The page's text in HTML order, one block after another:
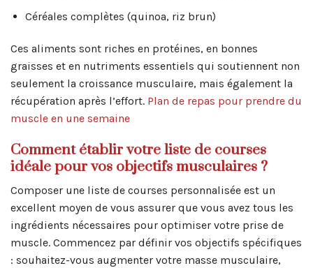
Céréales complètes (quinoa, riz brun)
Ces aliments sont riches en protéines, en bonnes
graisses et en nutriments essentiels qui soutiennent non
seulement la croissance musculaire, mais également la
récupération après l’effort. Plan de repas pour prendre du
muscle en une semaine
Comment établir votre liste de courses
idéale pour vos objectifs musculaires ?
Composer une liste de courses personnalisée est un
excellent moyen de vous assurer que vous avez tous les
ingrédients nécessaires pour optimiser votre prise de
muscle. Commencez par définir vos objectifs spécifiques
: souhaitez-vous augmenter votre masse musculaire,